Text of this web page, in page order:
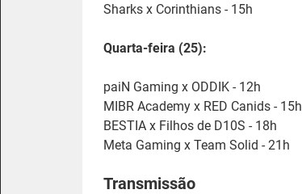
Sharks x Corinthians - 15h
Quarta-feira (25):
paiN Gaming x ODDIK - 12h
MIBR Academy x RED Canids - 15h
BESTIA x Filhos de D10S - 18h
Meta Gaming x Team Solid - 21h
Transmissão